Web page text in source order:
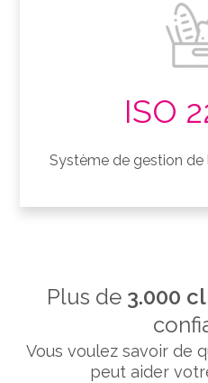
ISO
Système de gestion de
Plus de3.000
Vous voulez savoir de
peut aider